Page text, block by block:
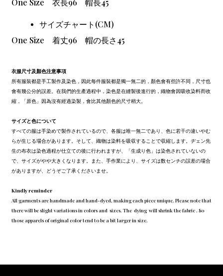
One Size 衣長96 帽長45
サイズチャート(CM)
One Size 着丈96 帽の長さ45
衣服尺寸及顏色注意事項
所有服裝都是手工製作及染色，因此每件服裝都是獨一無二的，顏色會有些許不同，尺寸也
會有幾公分的誤差。在我們的生產過程中，染色是在縫製後進行的，織物會因吸收染料而收
縮，「原色」因為沒有經過染製，會比其他顏色的尺寸稍大。
サイズと色について
すべての服は手染めで製作されているので、各服は唯一無二であり、色に若干の違いやむ
らが生じる場合があります。そして、織物は染料を吸収することで収縮します。ヂェン先
生の布衣は染色過程が仕立ての後に行われますが、「生成り色」は染色されていないの
で、サイズがやや大きくなります。また、手作業により、サイズは数センチの誤差の場合
がありますが、どうぞご了承くださいませ。
Kindly reminder
All garments are handmade and hand-dyed, making each piece unique. Please note that
there will be slight variations in colors and sizes. The dying will shrink the fabric . So
those apparels of original color tend to be a bit larger in size.